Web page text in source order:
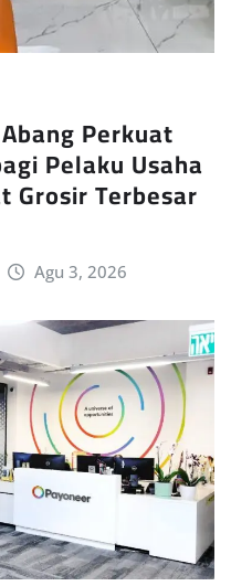
Perkuat
Pelaku Usaha
Grosir Terbesar
Agu 3, 2026